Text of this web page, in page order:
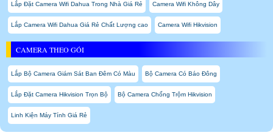
Lắp Đặt Camera Wifi Dahua Trong Nhà Giá Rẻ Camera Wifi Không Dây
Lắp Camera Wifi Dahua Giá Rẻ Chất Lượng cao Camera Wifi Hikvision
CAMERA THEO GÓI
Lắp Bộ Camera Giám Sát Ban Đêm Có Màu Bộ Camera Có Báo Đông
Lắp Đặt Camera Hikvision Trọn Bộ Bộ Camera Chống Trộm Hikvision
Linh Kiện Máy Tính Giá Rẻ